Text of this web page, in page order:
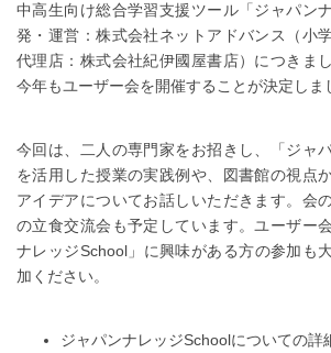
中高生向け総合学習支援ツール「ジャパン
発・運営：株式会社ネットアドバンス（小
代理店：株式会社紀伊國屋書店）につきま
今年もユーザー会を開催することが決定しま
今回は、二人の専門家をお招きし、「ジャ
を活用した授業の実践例や、図書館の視点
アイデアについてお話しいただきます。会
の立食交流会も予定しています。ユーザー
ナレッジSchool」に興味がある方の参加も
加ください。
ジャパンナレッジSchoolについての詳